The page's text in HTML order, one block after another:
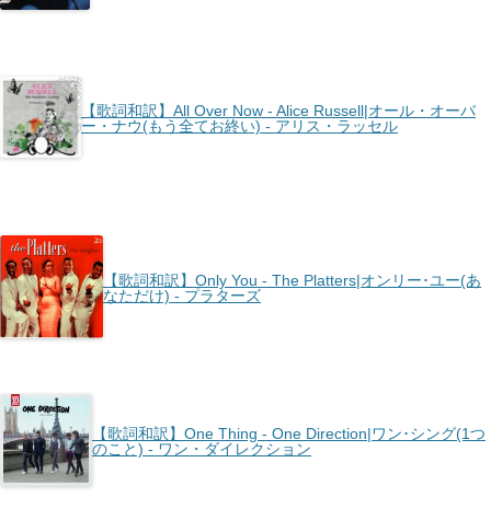
【歌詞和訳】All Over Now - Alice Russell|オール・オーバ
ー・ナウ(もう全てお終い) - アリス・ラッセル
【歌詞和訳】Only You - The Platters|オンリー･ユー(あ
なただけ) - プラターズ
【歌詞和訳】One Thing - One Direction|ワン･シング(1つ
のこと) - ワン・ダイレクション